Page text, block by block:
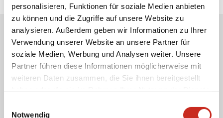
personalisieren, Funktionen für soziale Medien anbieten
zu können und die Zugriffe auf unsere Website zu
analysieren. Außerdem geben wir Informationen zu Ihrer
Verwendung unserer Website an unsere Partner für
soziale Medien, Werbung und Analysen weiter. Unsere
Partner führen diese Informationen möglicherweise mit
weiteren Daten zusammen, die Sie ihnen bereitgestellt
haben oder die sie im Rahmen Ihrer Nutzung der Dienste
Notwendig
Erhalten Sie unseren Newsletter
Ihre E-Mail-Adresse:
Ich stimme der Verwendung meiner E-Mail-